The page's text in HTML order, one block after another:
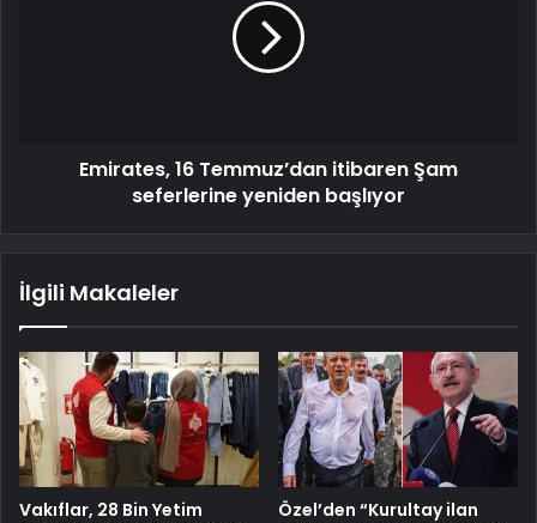
Emirates, 16 Temmuz’dan itibaren Şam
seferlerine yeniden başlıyor
İlgili Makaleler
Vakıflar, 28 Bin Yetim
Özel’den “Kurultay ilan